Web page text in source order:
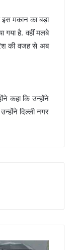
इस मकान का बड़ा
है. वहीं मलबे
की वजह से अब
कहा कि उन्होंने
दिल्ली नगर